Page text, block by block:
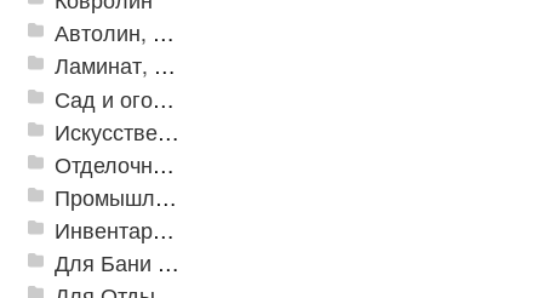
Автолин, Транслин, Линолеум
Ламинат, Кварцвиниловая плитка SPC
Сад и огород
Искусственная трава
Отделочные профили
Промышленный текстиль
Инвентарь для клининга
Для Бани и Сауны